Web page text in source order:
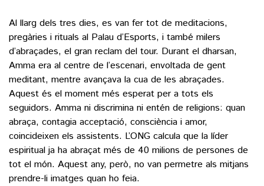
CALAIX
VEURE TOTES
AGENDA
BLOGOSFERA
Al llarg dels tres dies, es van fer tot de meditacions,
pregàries i rituals al Palau d’Esports, i també milers
d’abraçades, el gran reclam del tour. Durant el dharsan,
Amma era al centre de l’escenari, envoltada de gent
meditant, mentre avançava la cua de les abraçades.
Aquest és el moment més esperat per a tots els
seguidors. Amma ni discrimina ni entén de religions: quan
abraça, contagia acceptació, consciència i amor,
coincideixen els assistents. L’ONG calcula que la líder
espiritual ja ha abraçat més de 40 milions de persones de
tot el món. Aquest any, però, no van permetre als mitjans
prendre-li imatges quan ho feia.